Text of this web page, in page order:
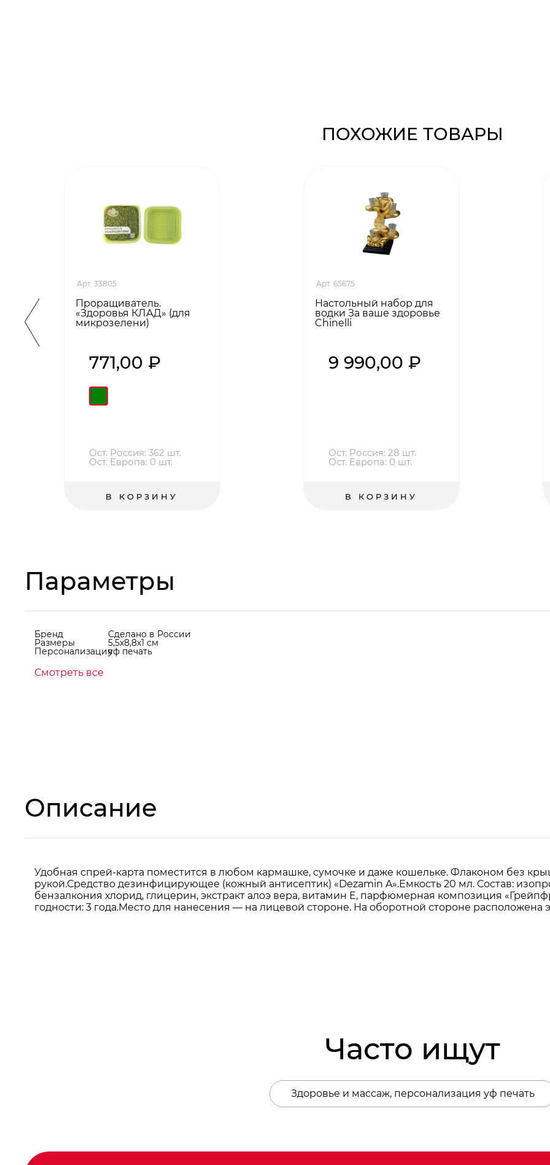
ПОХОЖИЕ ТОВАРЫ
Арт. 33805
Проращиватель.
«Здоровья КЛАД» (для
микрозелени)
771,00 ₽
Ост. Россия: 362 шт.
Ост. Европа: 0 шт.
В КОРЗИНУ
Арт. 65675
Настольный набор для
водки За ваше здоровье
Chinelli
9 990,00 ₽
Ост. Россия: 28 шт.
Ост. Европа: 0 шт.
В КОРЗИНУ
Параметры
Бренд Сделано в России
Размеры 5,5х8,8х1 см
Персонализацияуф печать
Смотреть все
Описание
Удобная спрей-карта поместится в любом кармашке, сумочке и даже кошельке. Флаконом без
рукой.Средство дезинфицирующее (кожный антисептик) «Dezamin A».Емкость 20 мл. Состав:
бензалкония хлорид, глицерин, экстракт алоэ вера, витамин Е, парфюмерная композиция
годности: 3 года.Место для нанесения — на лицевой стороне. На оборотной стороне расположена
Часто ищут
Здоровье и массаж, персонализация уф печать